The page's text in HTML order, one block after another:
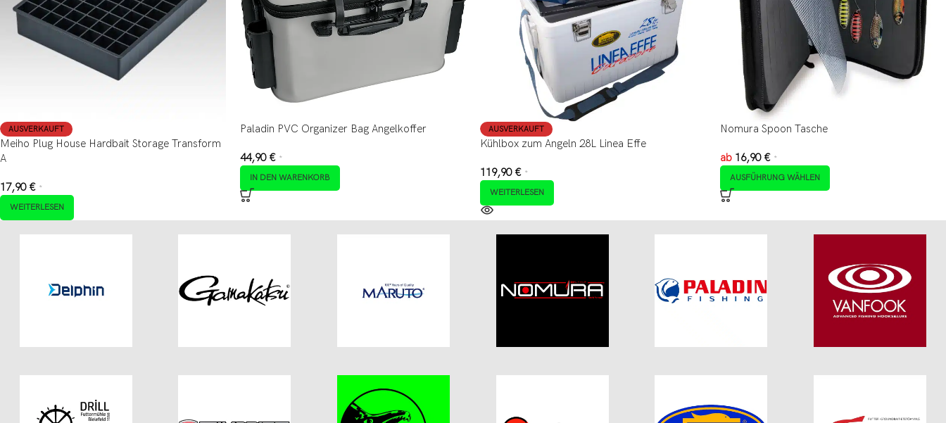
AUSVERKAUFT
Meiho Plug House Hardbait Storage Transform
A
17,90 € *
WEITERLESEN
Paladin PVC Organizer Bag Angelkoffer
44,90 € *
IN DEN WARENKORB
AUSVERKAUFT
Kühlbox zum Angeln 28L Linea Effe
119,90 € *
WEITERLESEN
Nomura Spoon Tasche
ab 16,90 € *
AUSFÜHRUNG WÄHLEN